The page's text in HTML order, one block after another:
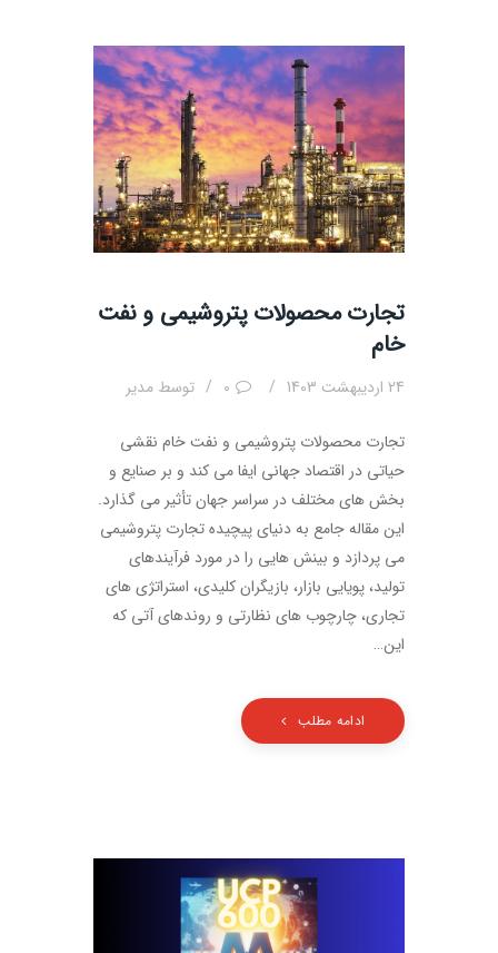
تجارت محصولات پتروشیمی و نفت
خام
24 اردیبهشت 1403 0 توسط مدیر
تجارت محصولات پتروشیمی و نفت خام نقشی
حیاتی در اقتصاد جهانی ایفا می کند و بر صنایع و
بخش های مختلف در سراسر جهان تأثیر می گذارد.
این مقاله جامع به دنیای پیچیده تجارت پتروشیمی
می پردازد و بینش هایی را در مورد فرآیندهای
تولید، پویایی بازار، بازیگران کلیدی، استراتژی های
تجاری، چارچوب های نظارتی و روندهای آتی که
این…
ادامه مطلب